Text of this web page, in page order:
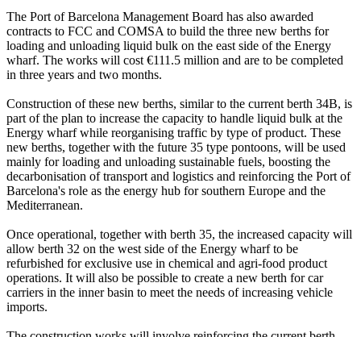
The Port of Barcelona Management Board has also awarded
contracts to FCC and COMSA to build the three new berths for
loading and unloading liquid bulk on the east side of the Energy
wharf. The works will cost €111.5 million and are to be completed
in three years and two months.
Construction of these new berths, similar to the current berth 34B, is
part of the plan to increase the capacity to handle liquid bulk at the
Energy wharf while reorganising traffic by type of product. These
new berths, together with the future 35 type pontoons, will be used
mainly for loading and unloading sustainable fuels, boosting the
decarbonisation of transport and logistics and reinforcing the Port of
Barcelona's role as the energy hub for southern Europe and the
Mediterranean.
Once operational, together with berth 35, the increased capacity will
allow berth 32 on the west side of the Energy wharf to be
refurbished for exclusive use in chemical and agri-food product
operations. It will also be possible to create a new berth for car
carriers in the inner basin to meet the needs of increasing vehicle
imports.